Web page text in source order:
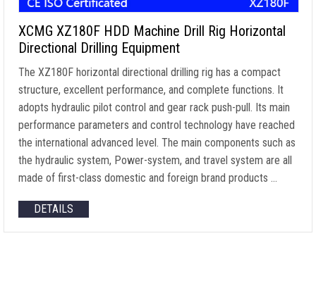
XCMG XZ180F HDD Machine Drill Rig Horizontal
Directional Drilling Equipment
The XZ180F horizontal directional drilling rig has a compact
structure, excellent performance, and complete functions. It
adopts hydraulic pilot control and gear rack push-pull. Its main
performance parameters and control technology have reached
the international advanced level. The main components such as
the hydraulic system, Power-system, and travel system are all
made of first-class domestic and foreign brand products …
DETAILS